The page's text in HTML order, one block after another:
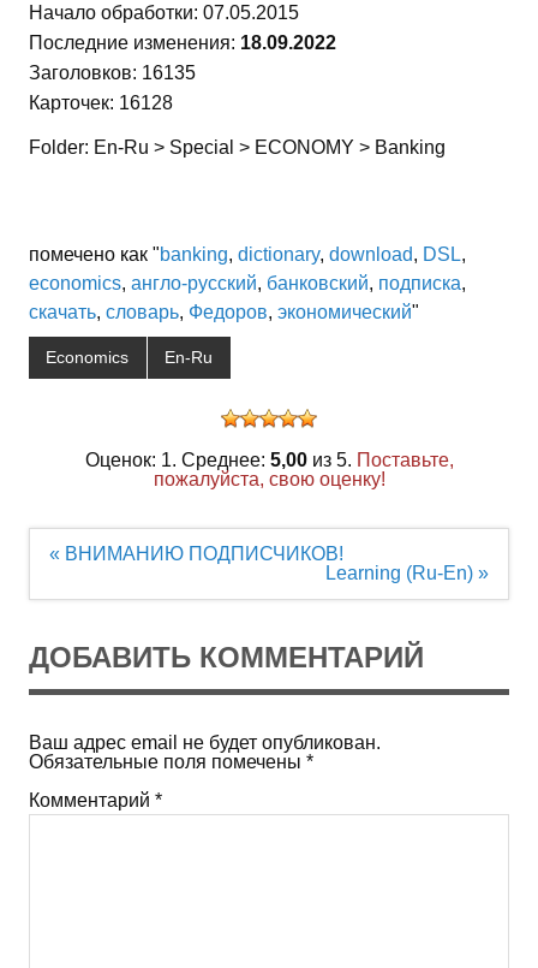
Начало обработки: 07.05.2015
Последние изменения: 18.09.2022
Заголовков: 16135
Карточек: 16128
Folder: En-Ru > Special > ECONOMY > Banking
помечено как "banking, dictionary, download, DSL,
economics, англо-русский, банковский, подписка,
скачать, словарь, Федоров, экономический"
Economics En-Ru
Оценок: 1. Среднее: 5,00из 5. Поставьте,
пожалуйста, свою оценку!
Навигация
« ВНИМАНИЮ ПОДПИСЧИКОВ!
Learning (Ru-En) »
ДОБАВИТЬ КОММЕНТАРИЙ
Ваш адрес email не будет опубликован.
Обязательные поля помечены *
Комментарий *